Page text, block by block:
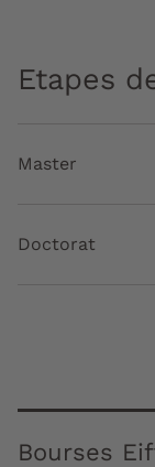
Etapes
Master
Doctorat
Bourses